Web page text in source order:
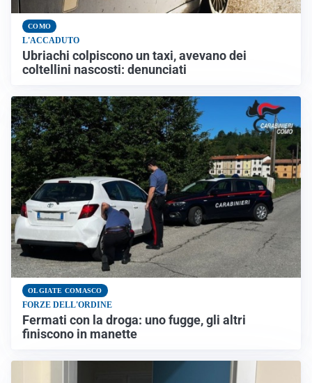
COMO
L'ACCADUTO
Ubriachi colpiscono un taxi, avevano dei
coltellini nascosti: denunciati
OLGIATE COMASCO
FORZE DELL'ORDINE
Fermati con la droga: uno fugge, gli altri
finiscono in manette